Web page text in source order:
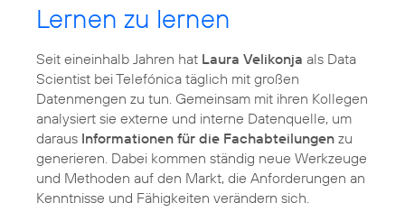
Lernen zu lernen
Seit eineinhalb Jahren hat Laura Velikonja als Data
Scientist bei Telefónica täglich mit großen
Datenmengen zu tun. Gemeinsam mit ihren Kollegen
analysiert sie externe und interne Datenquelle, um
daraus Informationen für die Fachabteilungen zu
generieren. Dabei kommen ständig neue Werkzeuge
und Methoden auf den Markt, die Anforderungen an
Kenntnisse und Fähigkeiten verändern sich.